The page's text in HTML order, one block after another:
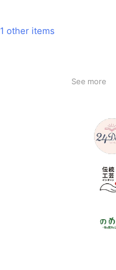
1 other items
See more